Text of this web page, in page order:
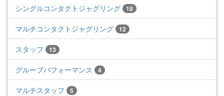
シングルコンタクトジャグリング 18
マルチコンタクトジャグリング 12
スタッフ 13
グループパフォーマンス 4
マルチスタッフ 5